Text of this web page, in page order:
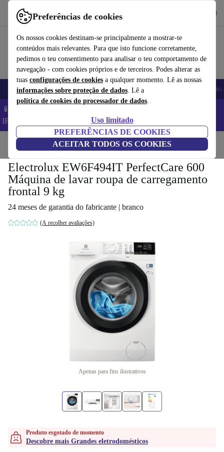
Preferências de cookies
Os nossos cookies destinam-se principalmente a mostrar-te
conteúdos mais relevantes. Para que isto funcione corretamente,
pedimos o teu consentimento para analisar o teu comportamento de
navegação - com cookies próprios e de terceiros. Podes alterar as
tuas configurações de cookies a qualquer momento. Lê as nossas
informações sobre proteção de dados. Lê a
política de cookies do processador de dados.
Uso limitado
PREFERÊNCIAS DE COOKIES
ACEITAR TODOS OS COOKIES
Use o refurbed de forma rápida e fácil
Telemóveis Computadores Portáteis Tablets
📱 Poupa 5% EXTRA em todos os iPhones – Código:
IPHONEDEAL –
Início Casa Grandes eletrodomésticos
Electrolux EW6F494IT PerfectCare 600
Máquina de lavar roupa de carregamento
frontal 9 kg
24 meses de garantia do fabricante | branco
(A recolher avaliações)
Apenas para fins ilustrativos
Produto esgotado de momento
Descobre mais Grandes eletrodomésticos